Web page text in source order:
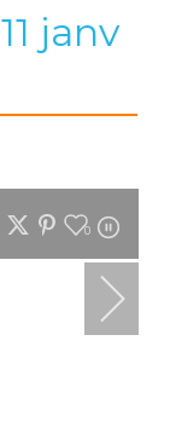
janv
0